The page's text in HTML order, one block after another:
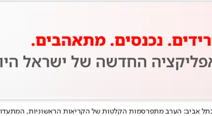
אביב: הערב מתפרסמות הקלטות של הקריאות הראשוניות,